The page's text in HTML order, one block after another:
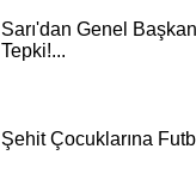
Sarı'dan Genel
Tepki!...
Şehit Çocuklarına